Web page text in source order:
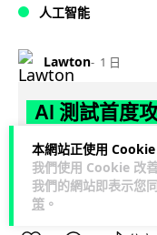
本網站正使用 Cookie
我們使用 Cookie 改
我們的網站即表示您
策 。
人工智能
Lawton 1 日
AI 測試首度
偽造身份施壓
英國 AI 安全研究所
5 及 OpenAI GPT-5.6-